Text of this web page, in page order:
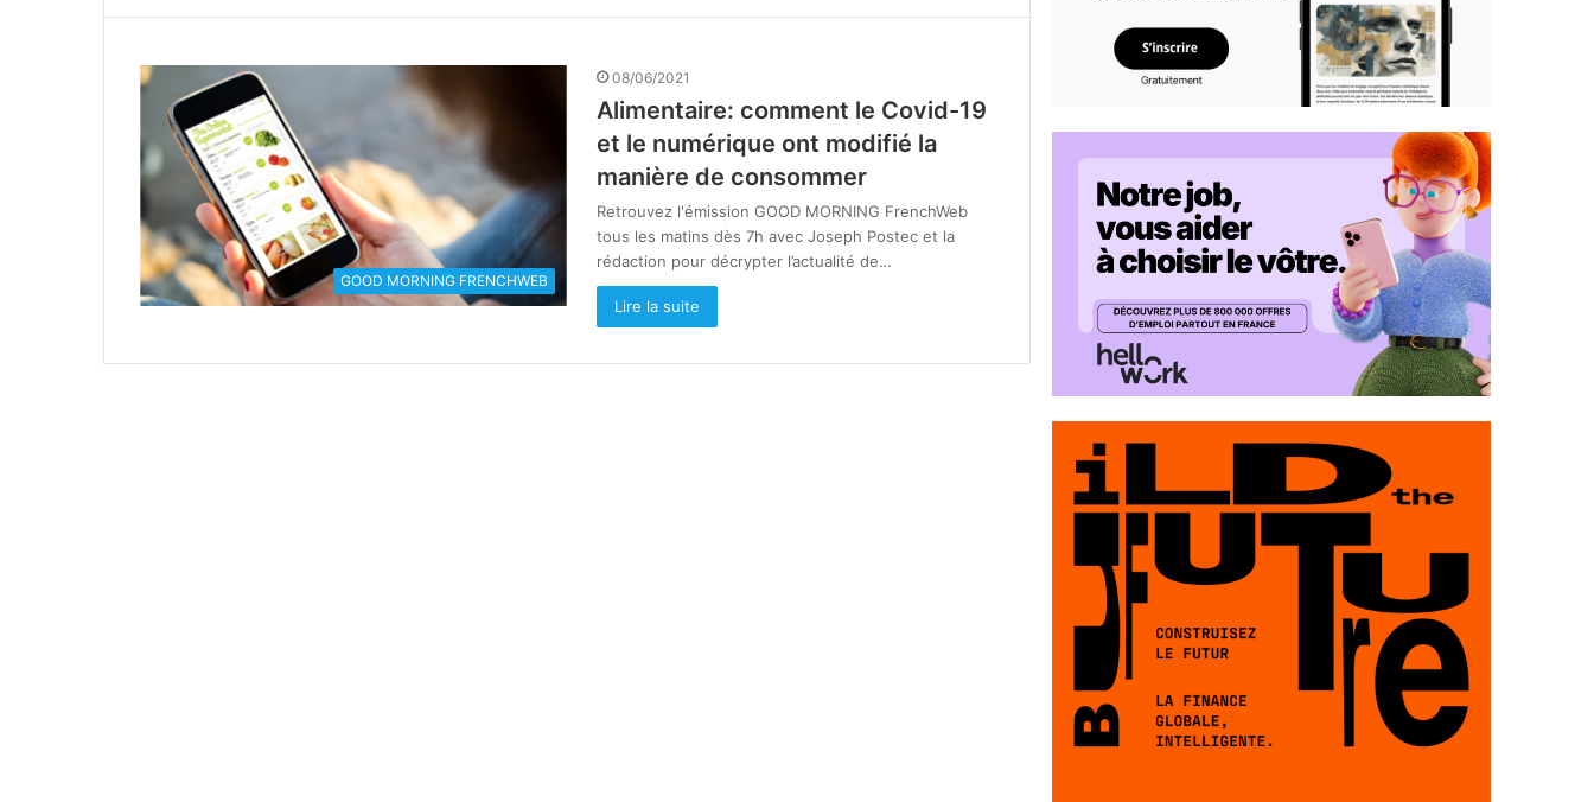
GOOD MORNING FRENCHWEB
08/06/2021
Alimentaire: comment le Covid-19
et le numérique ont modifié la
manière de consommer
Retrouvez l'émission GOOD MORNING FrenchWeb
tous les matins dès 7h avec Joseph Postec et la
rédaction pour décrypter l’actualité de…
Lire la suite